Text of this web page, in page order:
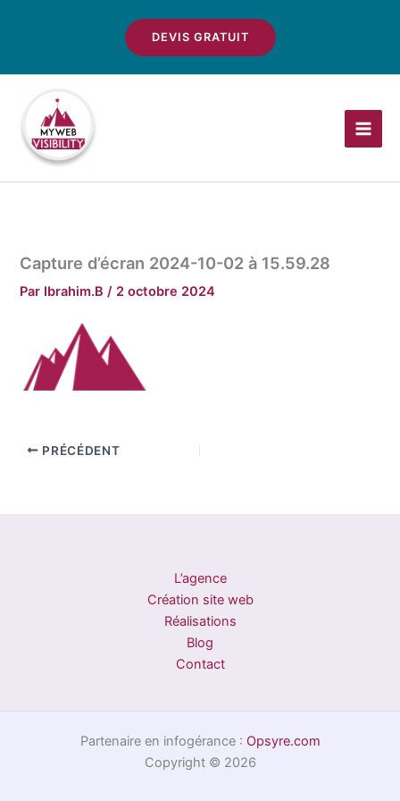
DEVIS GRATUIT
Capture d’écran 2024-10-02 à 15.59.28
Par Ibrahim.B/ 2 octobre 2024
PRÉCÉDENT
L’agence
Création site web
Réalisations
Blog
Contact
Partenaire en infogérance : Opsyre.com
Copyright © 2026